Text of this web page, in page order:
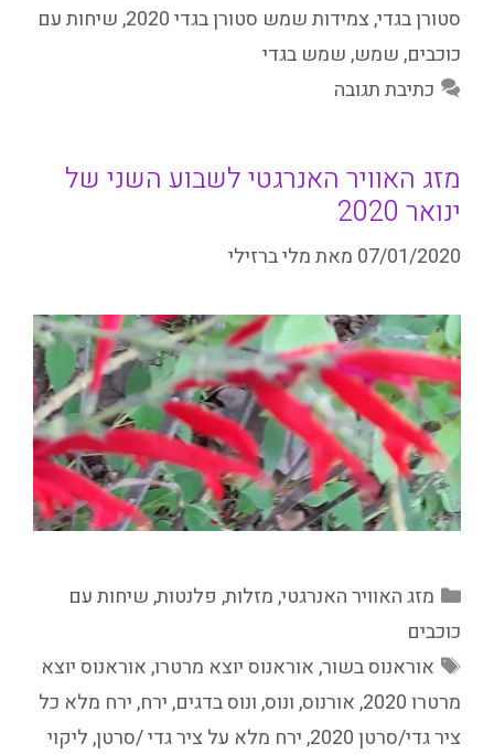
סטורן בגדי,צמידות שמש סטורן בגדי 2020 ,שיחות עם
כוכבים,שמש,שמש בגדי
כתיבת תגובה
מזג האוויר האנרגטי לשבוע השני של
ינואר 2020
07/01/2020 מאתמלי ברזילי
קטגוריות
מזג האוויר האנרגטי,מזלות, פלנטות,שיחות עם
כוכבים
תגיות
אוראנוס בשור,אוראנוס יוצא מרטרו,אוראנוס יוצא
מרטרו 2020
,אורנוס,ונוס,ונוס בדגים,ירח,ירח מלא כל
ציר גדי/סרטן 2020
,ירח מלא על ציר גדי /סרטן,ליקוי